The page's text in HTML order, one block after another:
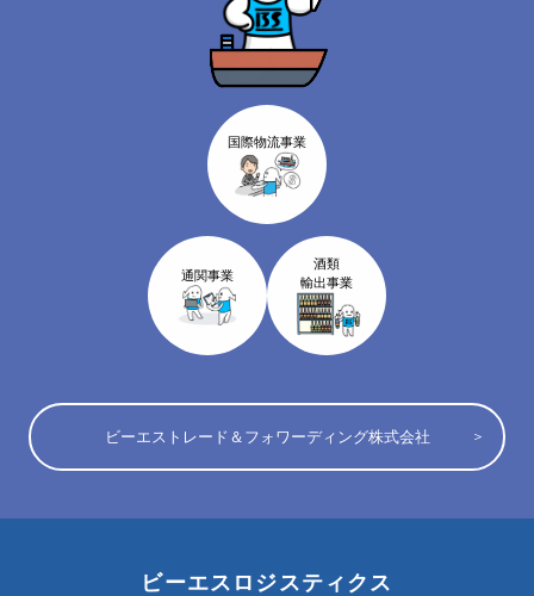
国際物流事業
通関事業
酒類
輸出事業
ビーエストレード＆フォワーディング株式会社
ビーエスロジスティクス